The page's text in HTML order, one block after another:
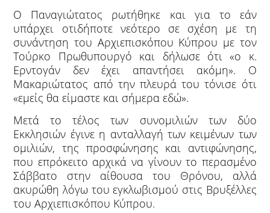
Ο Παναγιώτατος ρωτήθηκε και για το εάν
υπάρχει οτιδήποτε νεότερο σε σχέση με τη
συνάντηση του Αρχιεπισκόπου Κύπρου με τον
Τούρκο Πρωθυπουργό και δήλωσε ότι «ο κ.
Ερντογάν δεν έχει απαντήσει ακόμη». Ο
Μακαριώτατος από την πλευρά του τόνισε ότι
«εμείς θα είμαστε και σήμερα εδώ».
Μετά το τέλος των συνομιλιών των δύο
Εκκλησιών έγινε η ανταλλαγή των κειμένων των
ομιλιών, της προσφώνησης και αντιφώνησης,
που επρόκειτο αρχικά να γίνουν το περασμένο
Σάββατο στην αίθουσα του Θρόνου, αλλά
ακυρώθη λόγω του εγκλωβισμού στις Βρυξέλλες
του Αρχιεπισκόπου Κύπρου.